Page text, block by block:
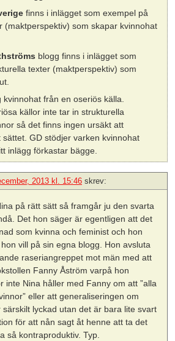
finns i inlägget som exempel på
(maktperspektiv) som skapar kvinnohat
blogg finns i inlägget som
texter (maktperspektiv) som
från en oseriös källa.
källor inte tar in strukturella
så det finns ingen ursäkt att
sättet. GD stödjer varken kvinnohat
inlägg förkastar bägge.
2013 kl. 15:46 skrev:
på rätt sätt så framgår ju den svarta
Det hon säger är egentligen att det
som kvinna och feminist och hon
vill på sin egna blogg. Hon avsluta
raseriangreppet mot män med att
Fanny Åström varpå hon
inte Nina håller med Fanny om att ”alla
eller att generaliseringen om
lyckad utan det är bara lite svart
för att nån sagt åt henne att ta det
så kontraproduktiv. Typ.